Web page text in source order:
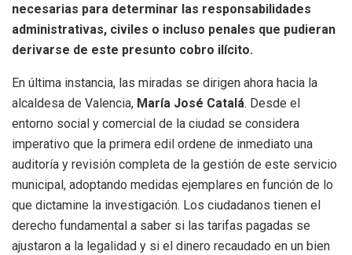
necesarias para determinar las responsabilidades
administrativas, civiles o incluso penales que pudieran
derivarse de este presunto cobro ilícito.
En última instancia, las miradas se dirigen ahora hacia la
alcaldesa de Valencia, María José Catalá. Desde el
entorno social y comercial de la ciudad se considera
imperativo que la primera edil ordene de inmediato una
auditoría y revisión completa de la gestión de este servicio
municipal, adoptando medidas ejemplares en función de lo
que dictamine la investigación. Los ciudadanos tienen el
derecho fundamental a saber si las tarifas pagadas se
ajustaron a la legalidad y si el dinero recaudado en un bien